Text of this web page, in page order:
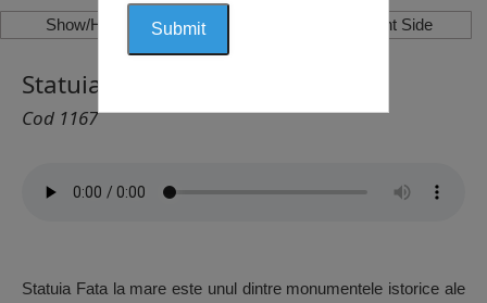
Show/Hide Left Side Show/Hide Right Side
Statuia Fata la Mare, Constanța
Cod 1167
Statuia Fata la mare este unul dintre monumentele istorice ale